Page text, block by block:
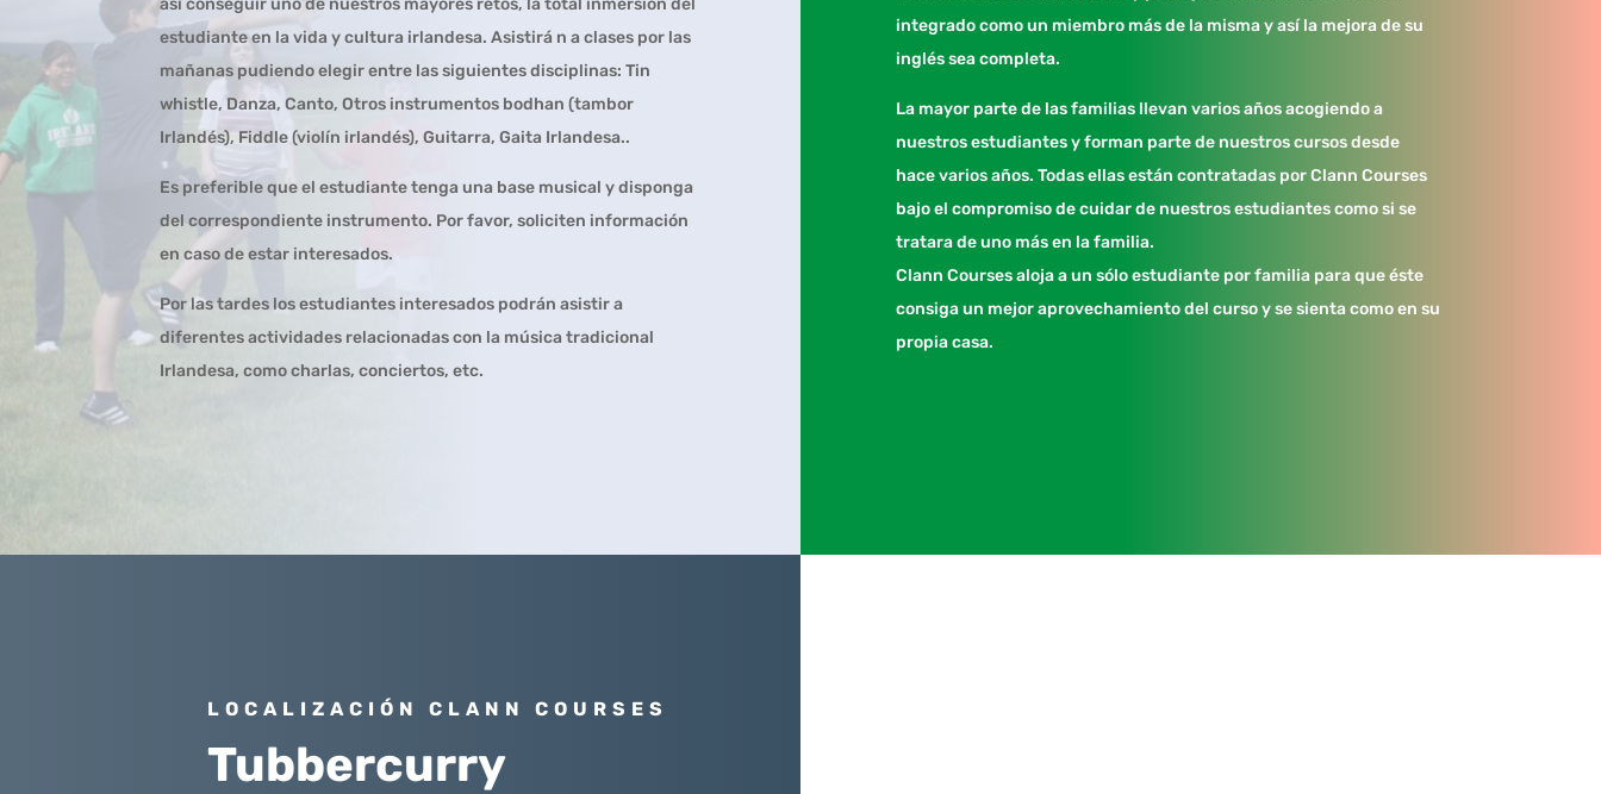
estudiante en la vida y cultura irlandesa. Asistirá n a clases por las
mañanas pudiendo elegir entre las siguientes disciplinas: Tin
whistle, Danza, Canto, Otros instrumentos bodhan (tambor
Irlandés), Fiddle (violín irlandés), Guitarra, Gaita Irlandesa..
Es preferible que el estudiante tenga una base musical y disponga
del correspondiente instrumento. Por favor, soliciten información
en caso de estar interesados.
Por las tardes los estudiantes interesados podrán asistir a
diferentes actividades relacionadas con la música tradicional
Irlandesa, como charlas, conciertos, etc.
integrado como un miembro más de la misma y así la mejora de su
inglés sea completa.
La mayor parte de las familias llevan varios años acogiendo a
nuestros estudiantes y forman parte de nuestros cursos desde
hace varios años. Todas ellas están contratadas por Clann Courses
bajo el compromiso de cuidar de nuestros estudiantes como si se
tratara de uno más en la familia.
Clann Courses aloja a un sólo estudiante por familia para que éste
consiga un mejor aprovechamiento del curso y se sienta como en su
propia casa.
LOCALIZACIÓN CLANN COURSES
Tubbercurry